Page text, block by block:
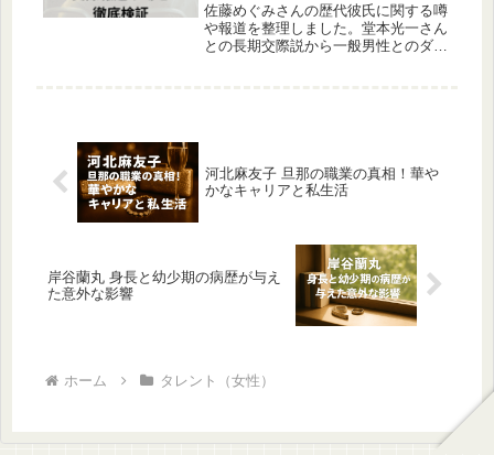
佐藤めぐみさんの歴代彼氏に関する噂
や報道を整理しました。堂本光一さん
との長期交際説から一般男性とのダブ
河北麻友子 旦那の職業の真相！華や
かなキャリアと私生活
岸谷蘭丸 身長と幼少期の病歴が与え
た意外な影響
ホーム タレント（女性）